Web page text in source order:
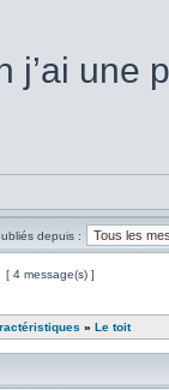
j’ai une
depuis :
[ 4 message(s) ]
» Le toit